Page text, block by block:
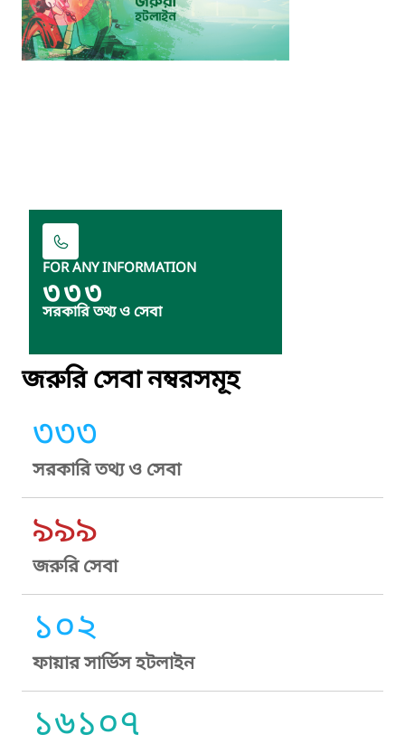
FOR ANY INFORMATION
৩৩৩
সরকারি তথ্য ও সেবা
জরুরি সেবা নম্বরসমূহ
৩৩৩
সরকারি তথ্য ও সেবা
৯৯৯
জরুরি সেবা
১০২
ফায়ার সার্ভিস হটলাইন
১৬১০৭